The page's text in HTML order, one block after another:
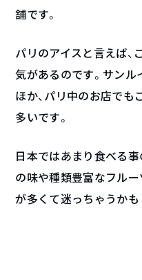
舗です。
パリのアイスと言えば、
気があるのです。サン
ほか、パリ中のお店で
多いです。
日本ではあまり食べる
の味や種類豊富なフル
が多くて迷っちゃうかも